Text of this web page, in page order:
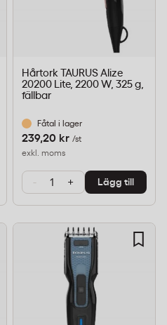
Hårtork TAURUS Alize
20200 Lite, 2200 W, 325 g,
fällbar
Fåtal i lager
239,20 kr /st
exkl. moms
- + Lägg till